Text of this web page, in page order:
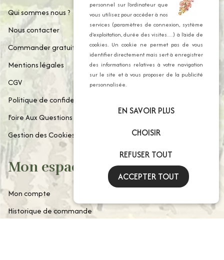
Qui sommes nous ?
Nous contacter
Commander gratuitement notre catalogue
Mentions légales
CGV
Politique de confidentialité
Foire Aux Questions
Gestion des Cookies
Mon espace client
Mon compte
Historique de commande
personnel sur l’ordinateur que
vous utilisez pour accéder à nos
services (paramètres de connexion, système
d’exploitation, durée des visites…) à l’aide de
cookies. Un cookie ne permet pas de vous
identifier directement mais sert à enregistrer
des informations relatives à votre navigation
sur le site et à vous proposer de la publicité
personnalisée.
EN SAVOIR PLUS
CHOISIR
REFUSER TOUT
ACCEPTER TOUT